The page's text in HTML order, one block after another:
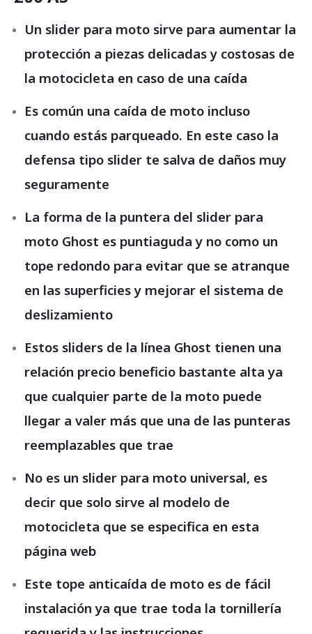
Un slider para moto sirve para aumentar la
protección a piezas delicadas y costosas de
la motocicleta en caso de una caída
Es común una caída de moto incluso
cuando estás parqueado. En este caso la
defensa tipo slider te salva de daños muy
seguramente
La forma de la puntera del slider para
moto Ghost es puntiaguda y no como un
tope redondo para evitar que se atranque
en las superficies y mejorar el sistema de
deslizamiento
Estos sliders de la línea Ghost tienen una
relación precio beneficio bastante alta ya
que cualquier parte de la moto puede
llegar a valer más que una de las punteras
reemplazables que trae
No es un slider para moto universal, es
decir que solo sirve al modelo de
motocicleta que se especifica en esta
página web
Este tope anticaída de moto es de fácil
instalación ya que trae toda la tornillería